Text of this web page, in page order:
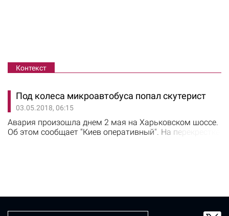
Контекст
Под колеса микроавтобуса попал скутерист
03.05.2018, 06:15
Авария произошла днем 2 мая на Харьковском шоссе.
Об этом сообщает "Киев оперативный". На перекрестке